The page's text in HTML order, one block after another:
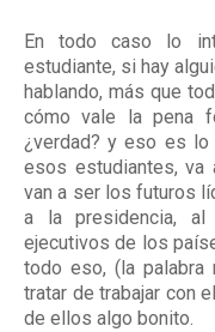
En todo caso lo
estudiante, si hay
hablando, más que
cómo vale la pena
¿verdad? y eso es lo
esos estudiantes, va
van a ser los futuros
a la presidencia, al
ejecutivos de los
todo eso, (la palabra
tratar de trabajar con
de ellos algo bonito.